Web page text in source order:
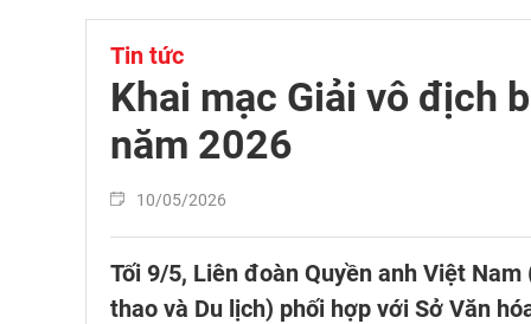
Tin tức
Khai mạc Giải vô địch
năm 2026
10/05/2026
Tối 9/5, Liên đoàn Quyền anh Việt
thao và Du lịch) phối hợp với Sở Văn